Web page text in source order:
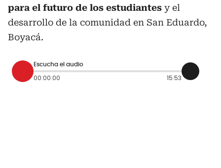
para el futuro de los estudiantes y el
desarrollo de la comunidad en San Eduardo,
Boyacá.
Escucha el audio
00:00:00 15:53